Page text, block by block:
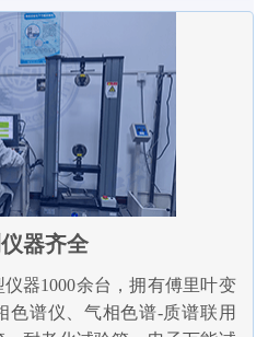
器齐全
器1000余台，拥有傅里叶变
色谱仪、气相色谱-质谱联用